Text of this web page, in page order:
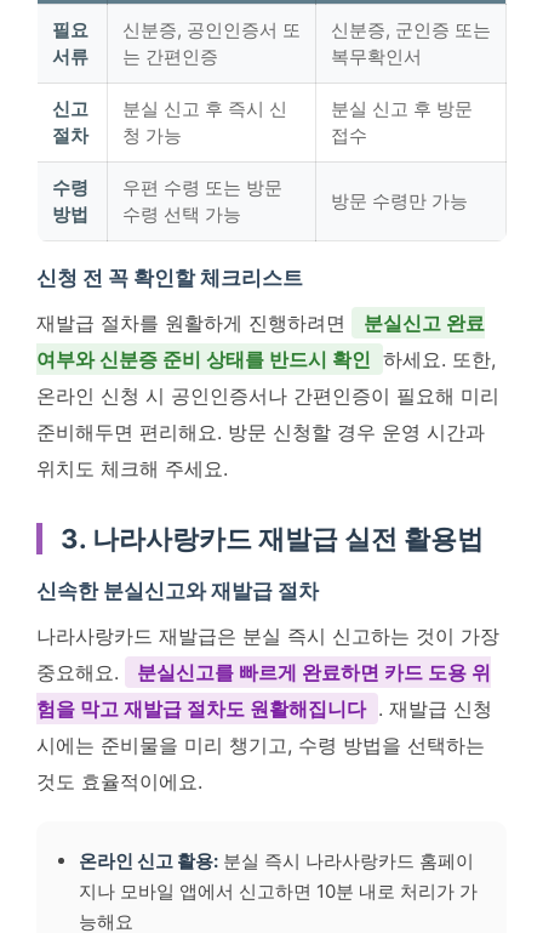
필요
서류
신분증, 공인인증서 또
는 간편인증
신분증, 군인증 또는
복무확인서
신고
절차
분실 신고 후 즉시 신
청 가능
분실 신고 후 방문
접수
수령
방법
우편 수령 또는 방문
수령 선택 가능
방문 수령만 가능
신청 전 꼭 확인할 체크리스트
재발급 절차를 원활하게 진행하려면
분실신고 완료
여부와 신분증 준비 상태를 반드시 확인 하세요. 또한,
온라인 신청 시 공인인증서나 간편인증이 필요해 미리
준비해두면 편리해요. 방문 신청할 경우 운영 시간과
위치도 체크해 주세요.
3. 나라사랑카드 재발급 실전 활용법
신속한 분실신고와 재발급 절차
나라사랑카드 재발급은 분실 즉시 신고하는 것이 가장
중요해요.
분실신고를 빠르게 완료하면 카드 도용 위
험을 막고 재발급 절차도 원활해집니다 . 재발급 신청
시에는 준비물을 미리 챙기고, 수령 방법을 선택하는
것도 효율적이에요.
온라인 신고 활용: 분실 즉시 나라사랑카드 홈페이
지나 모바일 앱에서 신고하면 10분 내로 처리가 가
능해요